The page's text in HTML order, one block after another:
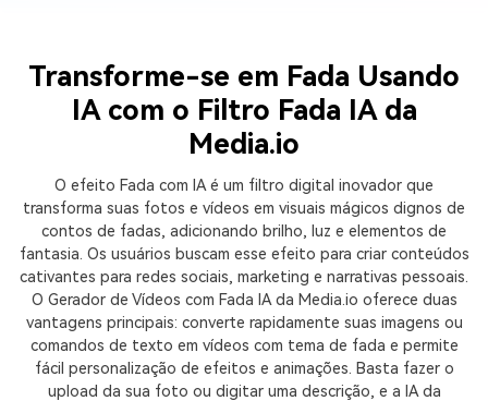
Transforme-se em Fada Usando
IA com o Filtro Fada IA da
Media.io
O efeito Fada com IA é um filtro digital inovador que
transforma suas fotos e vídeos em visuais mágicos dignos de
contos de fadas, adicionando brilho, luz e elementos de
fantasia. Os usuários buscam esse efeito para criar conteúdos
cativantes para redes sociais, marketing e narrativas pessoais.
O Gerador de Vídeos com Fada IA da Media.io oferece duas
vantagens principais: converte rapidamente suas imagens ou
comandos de texto em vídeos com tema de fada e permite
fácil personalização de efeitos e animações. Basta fazer o
upload da sua foto ou digitar uma descrição, e a IA da